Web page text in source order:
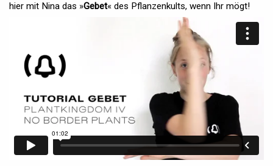
hier mit Nina das »Gebet« des Pflanzenkults, wenn Ihr mögt!